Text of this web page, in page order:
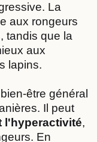
La
aux rongeurs
tandis que la
aux
lapins.
être général
Il peut
l'hyperactivité,
En